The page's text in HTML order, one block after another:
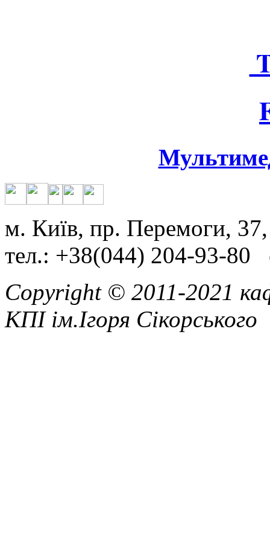
м. Київ, пр. Перемоги,
тел.: +38(044) 204-93-
Copyright © 2011-2021
КПІ ім.Ігоря Сікорського